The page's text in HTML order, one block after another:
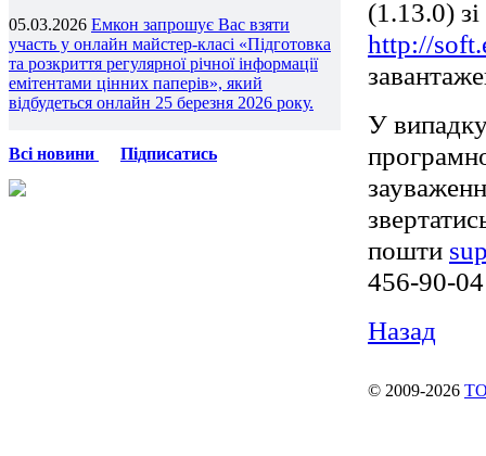
05.03.2026 Емкон запрошує Вас взяти
участь у онлайн майстер-класі «Підготовка
та розкриття регулярної річної інформації
емітентами цінних паперів», який
відбудеться онлайн 25 березня 2026 року.
Всі новини Підписатись
(1.13.0)
http://
У
пошти
456-90-
Назад
© 2009-2026